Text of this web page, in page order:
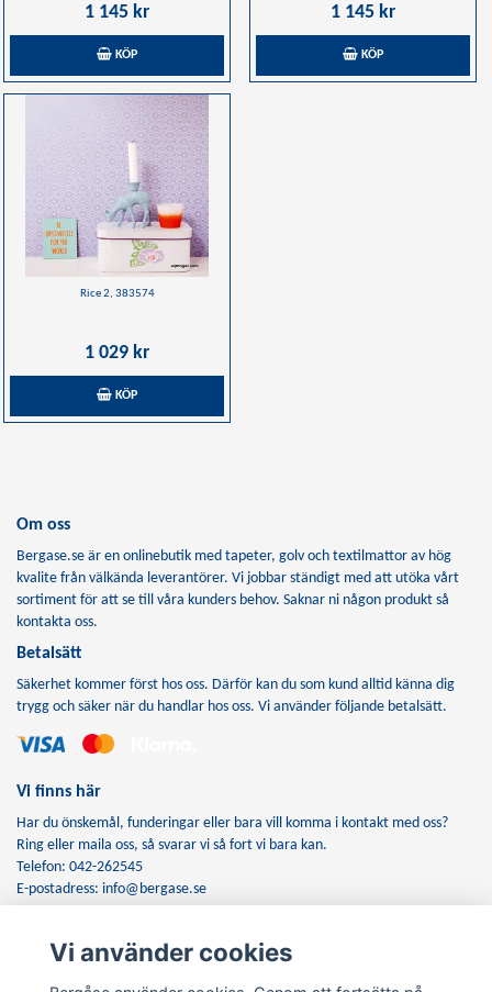
1 145 kr
KÖP
1 145 kr
KÖP
Rice 2, 383574
1 029 kr
KÖP
Om oss
Bergase.se är en onlinebutik med tapeter, golv och textilmattor av hög
kvalite från välkända leverantörer. Vi jobbar ständigt med att utöka vårt
sortiment för att se till våra kunders behov. Saknar ni någon produkt så
kontakta oss.
Betalsätt
Säkerhet kommer först hos oss. Därför kan du som kund alltid känna dig
trygg och säker när du handlar hos oss. Vi använder följande betalsätt.
Vi finns här
Har du önskemål, funderingar eller bara vill komma i kontakt med oss?
Ring eller maila oss, så svarar vi så fort vi bara kan.
Telefon: 042-262545
E-postadress: info@bergase.se
Anmäl dig till vårt nyhetsbrev
Vi använder cookies